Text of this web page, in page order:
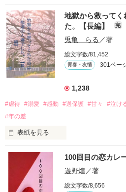
やがて、恐れていた事態が起きる。
竜神の力が暴走を始め、リィはそれ
継いだ神殺しの武器を発動させた。
動揺する竜神。そこへ天神が現れ、
ィを失った竜神は悲嘆のあまり、水
た。
吸収されたリィは、
天神の内部で、神殺しの武器と化し
れていた水晶玉に宿る、先祖の神官
いたが、父達はリィを励まし、リィ
復活したリィは竜神を鎮め、天神と
天神が竜神を求めた理由は、「自分
という恐怖と絶望ゆえだった。
「あなたの苦しみを分かち合いたい
リィが差しのべた手を、天神は取り
わった。
そして竜神もまた、人間になること
推しは画面の向こうにいるはずだっ
ています。
不器用でも努力を諦めない赤。
無口で頼れる黒。
天才肌で笑顔が眩しい白。
三人の姿に勇気をもらい、「私も
えるようになった。
笑って、ときどき泣ける。
地獄から救ってく
た。【長編】
完
兎亀 らる ／著
総文字数/81,452
青春・友情 301ペー
1,238
#虐待 #溺愛 #感動 #過保護 #甘々 #泣け
#年の差
表紙を見る
｢全部あんたのせいよ｣
『──のせいじゃないよ』
100回目の恋カレ
遊野煌／著
総文字数/8,656